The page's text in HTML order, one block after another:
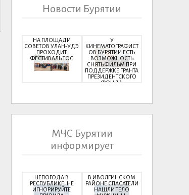
Новости Бурятии
НА ПЛОЩАДИ
СОВЕТОВ УЛАН-УДЭ
ПРОХОДИТ
ФЕСТИВАЛЬ ТОС
У
КИНЕМАТОГРАФИСТ
ОВ БУРЯТИИ ЕСТЬ
ВОЗМОЖНОСТЬ
СНЯТЬ ФИЛЬМ ПРИ
ПОДДЕРЖКЕ ГРАНТА
ПРЕЗИДЕНТСКОГО
ФОНДА
МЧС Бурятии
информирует
НЕПОГОДА В
РЕСПУБЛИКЕ: НЕ
ИГНОРИРУЙТЕ
В ИВОЛГИНСКОМ
РАЙОНЕ СПАСАТЕЛИ
НАШЛИ ТЕЛО